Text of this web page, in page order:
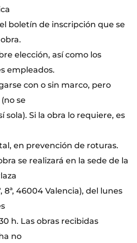
boletín de inscripción que se
elección, así como los
empleados.
con o sin marco, pero
se
sola). Si la obra lo requiere, es
en prevención de roturas.
se realizará en la sede de la
8ª, 46004 Valencia), del lunes
h. Las obras recibidas
no